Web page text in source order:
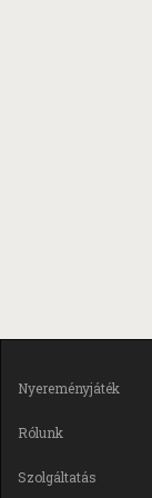
Nyereményjáték
Rólunk
Szolgáltatás